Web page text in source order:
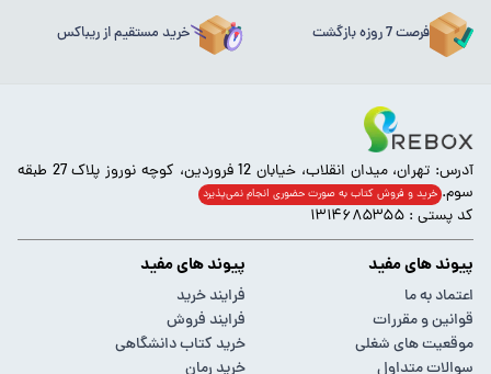
فرصت 7 روزه بازگشت خرید مستقیم از ریباکس
آدرس: تهران، میدان انقلاب، خیابان 12 فروردین، کوچه نوروز پلاک 27 طبقه
سوم. خرید و فروش کتاب به صورت حضوری انجام‌ نمی‌پذیرد
کد پستی : ۱۳۱۴۶۸۵۳۵۵
پیوند های مفید
اعتماد به ما
قوانین و مقررات
موقعیت های شغلی
سوالات متداول
پیوند های مفید
فرایند خرید
فرایند فروش
خرید کتاب دانشگاهی
خرید رمان